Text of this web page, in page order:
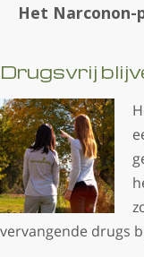
Het Narconon-
Drugsvrij
vervangende drugs